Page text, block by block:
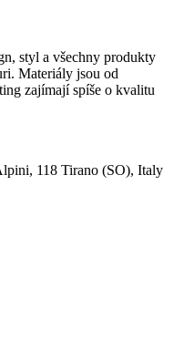
styl a všechny produkty
Materiály jsou od
zajímají spíše o kvalitu
118 Tirano (SO), Italy